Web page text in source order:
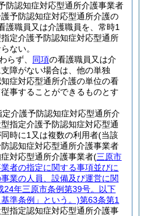
防認知症対応型通所介護事業者
予防認知症対応型通所介護の
護職員又は介護職員を、常時1
定介護予防認知症対応型通所
ない。
らず、 同項の看護職員又は介
障がない場合は、他の単独
症対応型通所介護の単位の看
事することができるものとす
介護予防認知症対応型通所介
指定介護予防認知症対応型通
時に1又は複数の利用者(当該
認知症対応型通所介護事業者
対応型通所介護事業者(三原市
者の指定に関する事項並びに
業の人員、設備及び運営に関
24年三原市条例第39号。以下
準条例」という。)第63条第1
指定認知症対応型通所介護事